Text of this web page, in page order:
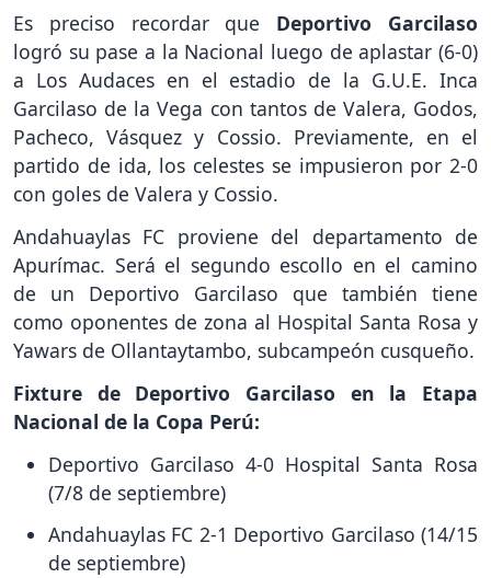
Es preciso recordar que Deportivo Garcilaso
logró su pase a la Nacional luego de aplastar (6-0)
a Los Audaces en el estadio de la G.U.E. Inca
Garcilaso de la Vega con tantos de Valera, Godos,
Pacheco, Vásquez y Cossio. Previamente, en el
partido de ida, los celestes se impusieron por 2-0
con goles de Valera y Cossio.
Andahuaylas FC proviene del departamento de
Apurímac. Será el segundo escollo en el camino
de un Deportivo Garcilaso que también tiene
como oponentes de zona al Hospital Santa Rosa y
Yawars de Ollantaytambo, subcampeón cusqueño.
Fixture de Deportivo Garcilaso en la Etapa
Nacional de la Copa Perú:
Deportivo Garcilaso 4-0 Hospital Santa Rosa
(7/8 de septiembre)
Andahuaylas FC 2-1 Deportivo Garcilaso (14/15
de septiembre)